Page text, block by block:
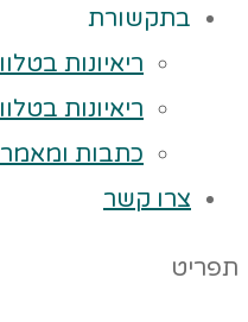
בתקשורת
ריאיונות
ריאיונות
כתבות
צרו קשר
תפריט